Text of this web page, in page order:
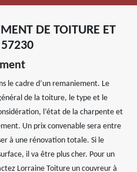
DE TOITURE ET
57230
le cadre d’un remaniement. Le
de la toiture, le type et le
l’état de la charpente et
Un prix convenable sera entre
à une rénovation totale. Si le
il va être plus cher. Pour un
Lorraine Toiture un couvreur à